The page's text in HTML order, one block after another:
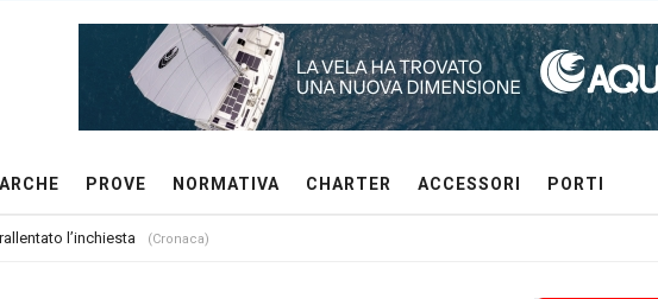
PROVE NORMATIVA CHARTER ACCESSORI PORTI
l’inchiesta (Cronaca)